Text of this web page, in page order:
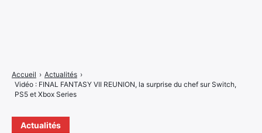
Actualités
Accueil › Actualités ›
Vidéo : FINAL FANTASY VII REUNION, la surprise du chef sur Switch,
PS5 et Xbox Series